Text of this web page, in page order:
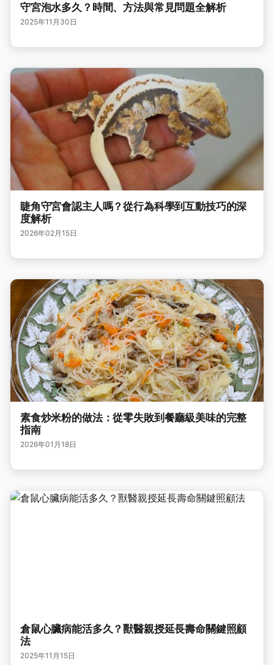
守宮泡水多久？時間、方法與常見問題全解析
2025年11月30日
睫角守宮會認主人嗎？從行為科學到互動技巧的深
度解析
2026年02月15日
素食炒米粉的做法：從零失敗到餐廳級美味的完整
指南
2026年01月18日
倉鼠心臟病能活多久？獸醫親授延長壽命關鍵照顧
法
2025年11月15日